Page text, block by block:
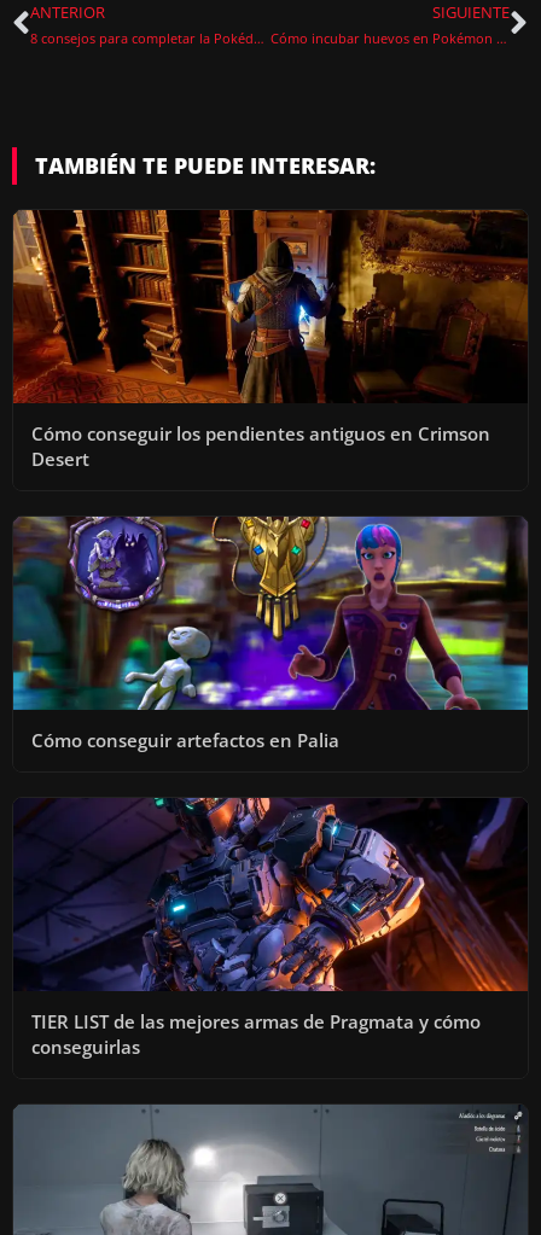
ANTERIOR
8 consejos para completar la Pokédex en Pokémon Escarlata y Pokémon Púrpura
SIGUIENTE
Cómo incubar huevos en Pokémon Escarlata/Púrpura
TAMBIÉN TE PUEDE INTERESAR:
Cómo conseguir los pendientes antiguos en Crimson
Desert
Cómo conseguir artefactos en Palia
TIER LIST de las mejores armas de Pragmata y cómo
conseguirlas